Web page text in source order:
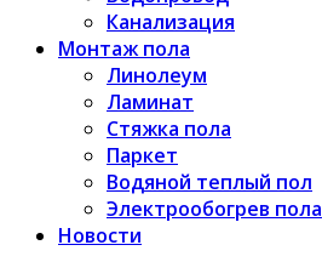
Канализация
Монтаж пола
Линолеум
Ламинат
Стяжка пола
Паркет
Водяной теплый пол
Электрообогрев пола
Новости